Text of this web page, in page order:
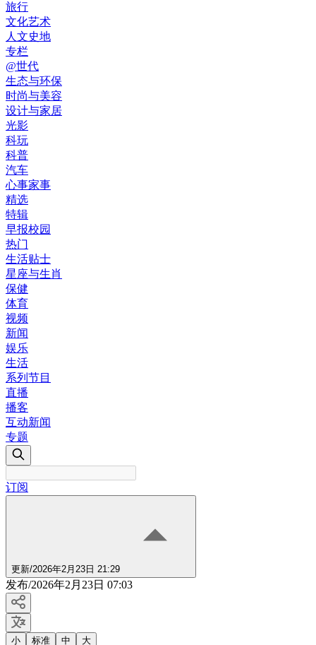
旅行
文化艺术
人文史地
专栏
@世代
生态与环保
时尚与美容
设计与家居
光影
科玩
科普
汽车
心事家事
精选
特辑
早报校园
热门
生活贴士
星座与生肖
保健
体育
视频
新闻
娱乐
生活
系列节目
直播
播客
互动新闻
专题
订阅
更新/2026年2月23日 21:29
发布/2026年2月23日 07:03
小 标准 中 大